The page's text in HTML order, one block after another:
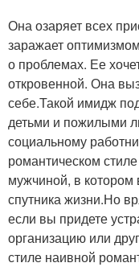
Она озаряет всех
заражает
о проблемах. Ее
откровенной. Она
себе.Такой имидж
детьми и пожилыми
социальному
романтическом
мужчиной, в котором
спутника жизни.Но
если вы придете
организацию или
стиле наивной